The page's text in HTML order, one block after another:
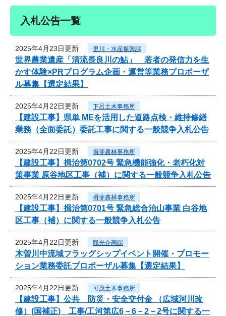
入札公告一覧
2025年4月23日更新 里川・水産振興課
世界農業遺産「清流長良川の鮎」 若者の発信力を生
かす体験×PRプログラム企画・運営等業務プロポーザ
ル募集【選定結果】
2025年4月22日更新 下呂土木事務所
【建設工事】県単 MEを活用した道路点検・維持修繕
業務（全面委託）委託工事に関する一般競争入札公告
2025年4月22日更新 揖斐農林事務所
【建設工事】揖治第0702号 緊急機能強化・老朽化対
策事業 原谷地区工事（補）に関する一般競争入札公告
2025年4月22日更新 揖斐農林事務所
【建設工事】揖治第0701号 緊急総合治山事業 白谷地
区工事（補）に関する一般競争入札公告
2025年4月22日更新 観光企画課
木曽川中流域フラッグシップイベント開催・プロモー
ション業務委託プロポーザル募集【選定結果】
2025年4月22日更新 可茂土木事務所
【建設工事】公共 防災・安全交付金 （広域河川改
修）(国補正) 工事/工河第広6－6－2－2号に関する一